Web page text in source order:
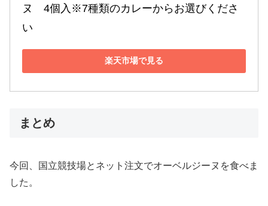
ヌ　4個入※7種類のカレーからお選びくださ
い
楽天市場で見る
まとめ
今回、国立競技場とネット注文でオーベルジーヌを食べま
した。